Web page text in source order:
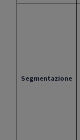
Segmentazione